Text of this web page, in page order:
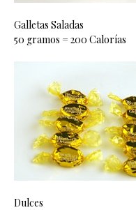
Galletas Saladas
50 gramos = 200 Calorías
Dulces